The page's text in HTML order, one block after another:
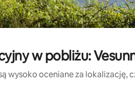
w pobliżu:
wysoko oceniane za lokalizację,